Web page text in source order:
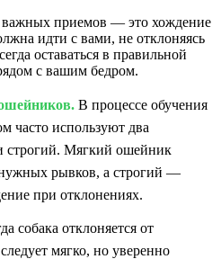
приемов — это хождение
идти с вами, не отклоняясь
оставаться в правильной
с вашим бедром.
В процессе обучения
часто используют два
Мягкий ошейник
рывков, а строгий —
при отклонениях.
собака отклоняется от
мягко, но уверенно